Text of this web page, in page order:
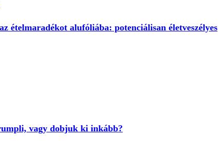
ételmaradékot alufóliába: potenciálisan életveszélyes
vagy dobjuk ki inkább?